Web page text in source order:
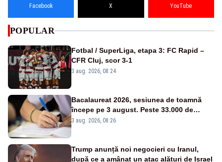
Facebook X YouTube
POPULAR
Fotbal / SuperLiga, etapa 3: FC Rapid –
CFR Cluj, scor 3-1
3 aug. 2026, 08:24
Bacalaureat 2026, sesiunea de toamnă
începe pe 3 august. Peste 33.000 de
absolvenți sunt înscriși
3 aug. 2026, 08:26
Trump anunță noi negocieri cu Iranul,
după ce a amânat un atac alături de Israel